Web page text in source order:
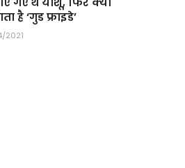
है ‘गुड फ्राइडे’
2021